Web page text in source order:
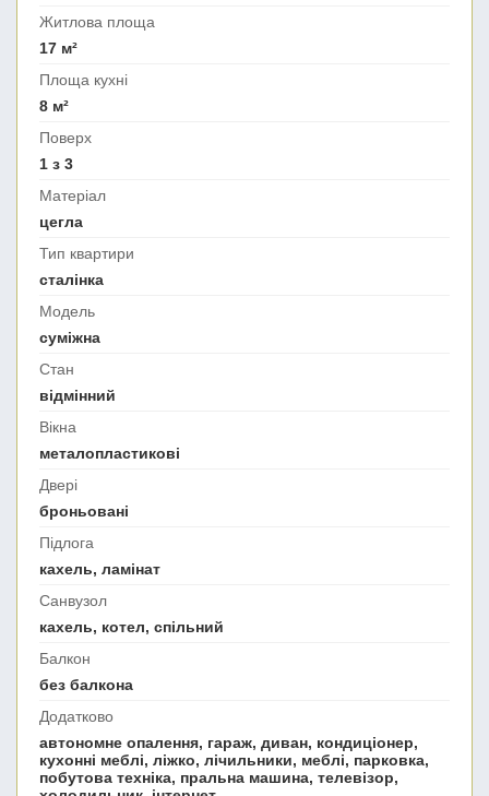
Житлова площа
17 м²
Площа кухні
8 м²
Поверх
1 з 3
Матеріал
цегла
Тип квартири
сталінка
Модель
суміжна
Стан
відмінний
Вікна
металопластикові
Двері
броньовані
Підлога
кахель, ламінат
Санвузол
кахель, котел, спільний
Балкон
без балкона
Додатково
автономне опалення, гараж, диван, кондиціонер,
кухонні меблі, ліжко, лічильники, меблі, парковка,
побутова техніка, пральна машина, телевізор,